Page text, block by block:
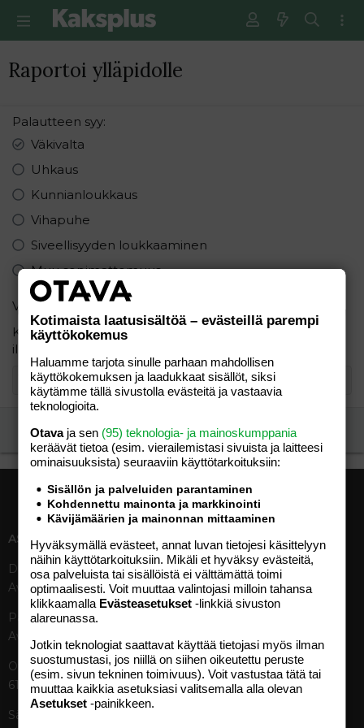
Raportoi ylläpidolle
Palautteen syy
Väkivalta
Uhkaus
Kunnianloukkaus
Vihapuhe
Siveellisyyden loukkaaminen
Muu sopimattomuus
Varmistus
Kirjoita seuraavat numerot pienimmästä suurimpaan
ilman pilkkuja: 6, 7, 1
Ilmoita asiaton viesti
ASIAKASPALVELU
Digipalvelut (09) 156 6227
Avoinna ma–pe 8–19
Painettu lehti (09) 156 665
Avoinna ma–pe 8–19
Otavamedian vaihde (09) 156
61
Sähköposti (digi)
MEDIATIEDOT
Tekniset tiedot, aikataulut ja
ilmoitushinnat
Tietoa verkon kävijöistä
Avoimuusraportti
Käyttöehdot
TUOTTEET
Kotimaista laatusisältöä – evästeillä parempi
käyttökokemus
Haluamme tarjota sinulle parhaan mahdollisen
käyttökokemuksen ja laadukkaat sisällöt, siksi
käytämme tällä sivustolla evästeitä ja vastaavia
teknologioita.
Otavaja sen (95) teknologia- ja mainoskumppania
keräävät tietoa (esim. vierailemis­tasi sivuista ja laitteesi
ominaisuuk­sista) seuraaviin käyttötarkoituksiin:
Sisällön ja palveluiden parantaminen
Kohdennettu mainonta ja markkinointi
Kävijämäärien ja mainonnan mittaaminen
Hyväksymällä evästeet, annat luvan tietojesi käsittelyyn
näihin käyttötarkoituksiin. Mikäli et hyväksy evästeitä,
osa palveluista tai sisällöistä ei välttämättä toimi
optimaalisesti. Voit muuttaa valintojasi milloin tahansa
klikkaamalla Evästeasetukset -linkkiä sivuston
alareunassa.
Jotkin teknologiat saattavat käyttää tietojasi myös ilman
suostumustasi, jos niillä on siihen oikeutettu peruste
(esim. sivun tekninen toimivuus). Voit vastustaa tätä tai
muuttaa kaikkia asetuksiasi valitsemalla alla olevan
Asetukset -painikkeen.